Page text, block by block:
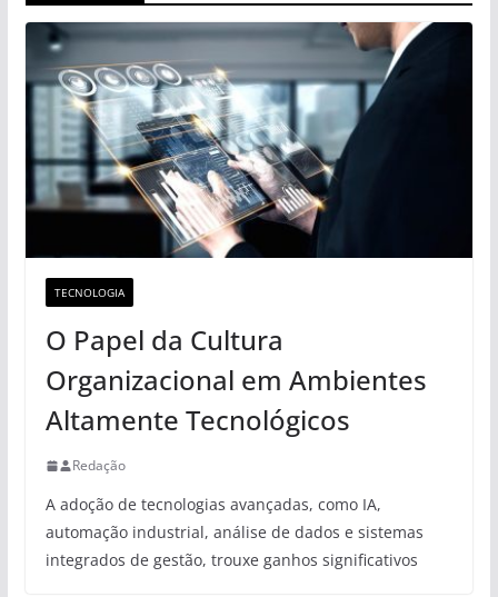
TECNOLOGIA
O Papel da Cultura
Organizacional em Ambientes
Altamente Tecnológicos
Redação
A adoção de tecnologias avançadas, como IA,
automação industrial, análise de dados e sistemas
integrados de gestão, trouxe ganhos significativos